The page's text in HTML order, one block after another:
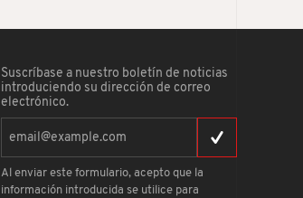
Suscríbase a nuestro boletín de noticias
introduciendo su dirección de correo
electrónico.
Al enviar este formulario, acepto que la
información introducida se utilice para